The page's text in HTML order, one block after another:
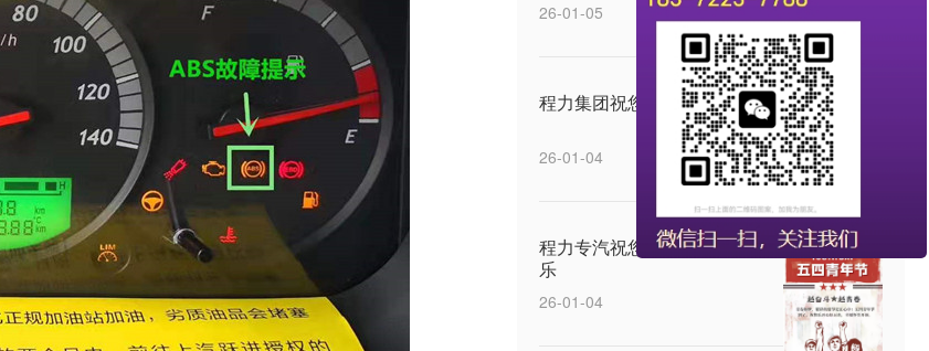
26-01-05
程力集团祝您中秋快乐
26-01-04
程力专汽祝您五四青年节快
乐
26-01-04